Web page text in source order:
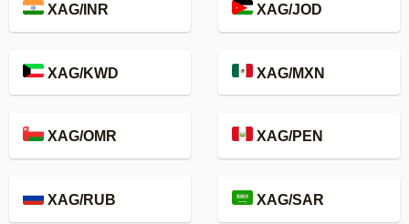
XAG/INR XAG/JOD
XAG/KWD XAG/MXN
XAG/OMR XAG/PEN
XAG/RUB XAG/SAR